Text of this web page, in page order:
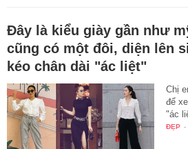
Đây là kiểu giày gần như
cũng có một đôi, diện lên
kéo chân dài "ác liệt"
Chị
để
"ác
ĐẸP -